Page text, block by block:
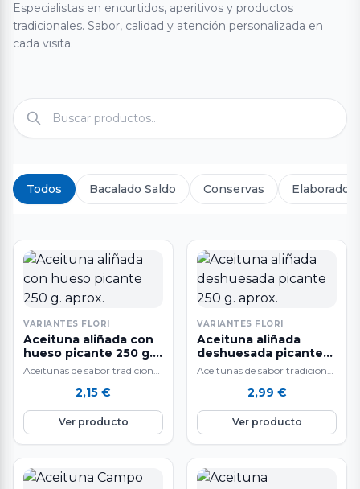
Especialistas en encurtidos, aperitivos y productos
tradicionales. Sabor, calidad y atención personalizada en
cada visita.
Todos Bacalado Saldo Conservas
VARIANTES FLORI
Aceituna aliñada con
hueso picante 250 g.
aprox.
Aceitunas de sabor tradicional
2,15 €
Ver producto
VARIANTES FLORI
Aceituna aliñada
deshuesada picante
250 g. aprox.
Aceitunas de sabor tradicional
2,99 €
Ver producto